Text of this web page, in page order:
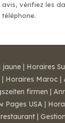
vérifiez les
jaune | Horaires
| Horaires Maroc |
firmen |
Pages USA |
|